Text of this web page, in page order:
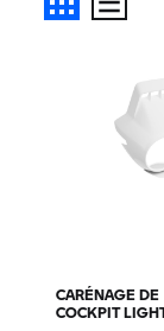
CARÉNAGE DE
COCKPIT